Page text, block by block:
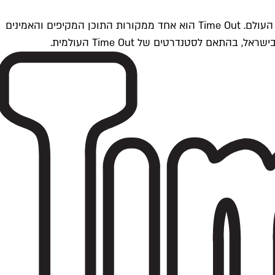
Time Outתל אביב הוא חלק מרשת Time Out Global — רשת מדיה בינלאומית הפועלת ב-360 ערים מרכזיות וב-60 מדינות ברחבי העולם. Time Out הוא אחד ממקורות התוכן המקיפים והאמינים